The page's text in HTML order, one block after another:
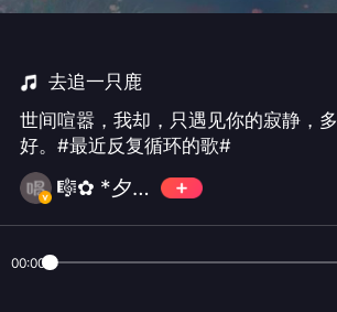
去追一只鹿
世间喧嚣，我却，只遇见你的寂静，多
好。#最近反复循环的歌#
🎼✿ *夕颜🌙
00:00